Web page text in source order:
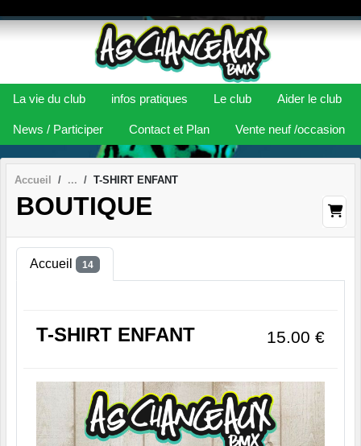
La vie du club infos pratiques Le club Aider le club
News / Participer Contact et Plan Vente neuf /occasion
Accueil T-SHIRT ENFANT
BOUTIQUE
Accueil 14
T-SHIRT ENFANT 15.00 €